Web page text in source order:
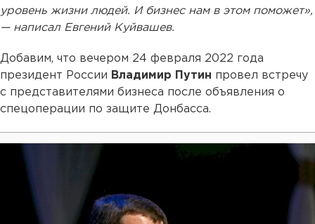
уровень жизни людей. И бизнес нам в этом поможет»,
— написал Евгений Куйвашев.
Добавим, что вечером 24 февраля 2022 года
президент России Владимир Путин провел встречу
с представителями бизнеса после объявления о
спецоперации по защите Донбасса.